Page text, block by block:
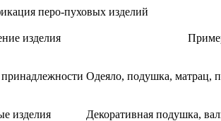
перо-пуховых изделий
изделия
Одеяло, подушка, матрац,
изделия Декоративная подушка,